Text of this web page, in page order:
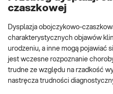
czaszkowej
Dysplazja obojczykowo-
charakterystycznych objawów
urodzeniu, a inne mogą pojawiać
jest wczesne rozpoznanie
trudne ze względu na rzadkość
nastręcza trudności